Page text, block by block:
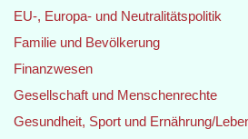
EU-, Europa- und Neutralitätspolitik
Familie und Bevölkerung
Finanzwesen
Gesellschaft und Menschenrechte
Gesundheit, Sport und Ernährung/